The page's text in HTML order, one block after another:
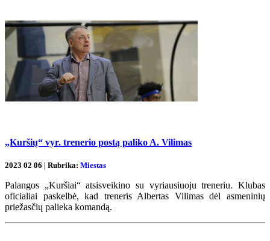
„Kuršių“ vyr. trenerio postą paliko A. Vilimas
2023 02 06 | Rubrika: Miestas
Palangos „Kuršiai“ atsisveikino su vyriausiuoju treneriu. Klubas
oficialiai paskelbė, kad treneris Albertas Vilimas dėl asmeninių
priežasčių palieka komandą.